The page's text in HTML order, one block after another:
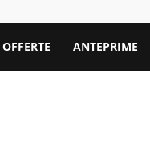
OFFERTE ANTEPRIME